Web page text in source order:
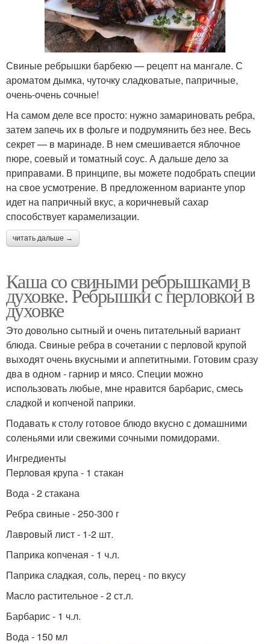
Свиные ребрышки барбекю — рецепт на мангале. С
ароматом дымка, чуточку сладковатые, папричные,
очень-очень сочные!
На самом деле все просто: нужно замариновать ребра,
затем запечь их в фольге и подрумянить без нее. Весь
секрет — в маринаде. В нем смешивается яблочное
пюре, соевый и томатный соус. А дальше дело за
приправами. В принципе, вы можете подобрать специи
на свое усмотрение. В предложенном варианте упор
идет на папричный вкус, а коричневый сахар
способствует карамелизации.
читать дальше →
Каша со свиными ребрышками в
духовке. Ребрышки с перловкой в
духовке
Это довольно сытный и очень питательный вариант
блюда. Свиные ребра в сочетании с перловой крупой
выходят очень вкусными и аппетитными. Готовим сразу
два в одном - гарнир и мясо. Специи можно
использовать любые, мне нравится барбарис, смесь
сладкой и копченой паприки.
Подавать к столу готовое блюдо вкусно с домашними
соленьями или свежими сочными помидорами.
Ингредиенты
Перловая крупа - 1 стакан
Вода - 2 стакана
Ребра свиные - 250-300 г
Лавровый лист - 1-2 шт.
Паприка копченая - 1 ч.л.
Паприка сладкая, соль, перец - по вкусу
Масло растительное - 2 ст.л.
Барбарис - 1 ч.л.
Вода - 150 мл